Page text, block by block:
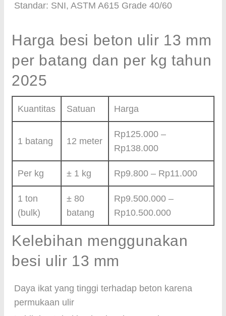
Standar: SNI, ASTM A615 Grade 40/60
Harga besi beton ulir 13 mm
per batang dan per kg tahun
2025
Kuantitas Satuan Harga
1 batang 12 meter
Rp125.000 –
Rp138.000
Per kg ± 1 kg Rp9.800 – Rp11.000
1 ton
(bulk)
± 80
batang
Rp9.500.000 –
Rp10.500.000
Kelebihan menggunakan
besi ulir 13 mm
Daya ikat yang tinggi terhadap beton karena
permukaan ulir